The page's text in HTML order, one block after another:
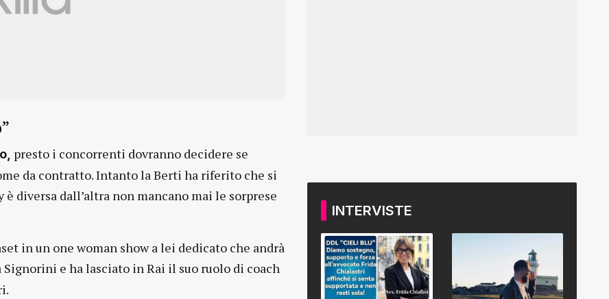
presto i concorrenti dovranno decidere se
da contratto. Intanto la Berti ha riferito che si
diversa dall’altra non mancano mai le sorprese
in un one woman show a lei dedicato che andrà
Signorini e ha lasciato in Rai il suo ruolo di coach
INTERVISTE